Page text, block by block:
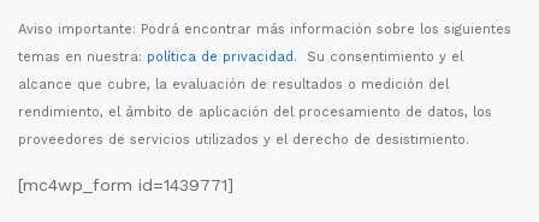
Aviso importante: Podrá encontrar más información sobre los siguientes
temas en nuestra: política de privacidad. Su consentimiento y el
alcance que cubre, la evaluación de resultados o medición del
rendimiento, el ámbito de aplicación del procesamiento de datos, los
proveedores de servicios utilizados y el derecho de desistimiento.
[mc4wp_form id=1439771]